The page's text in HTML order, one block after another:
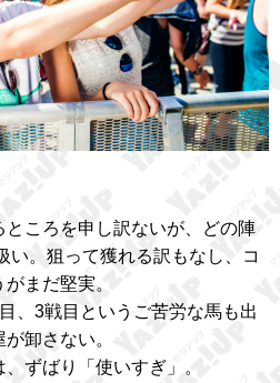
ころを申し訳ないが、どの陣
い。狙って獲れる訳もなし、コ
まだ堅実。
、3戦目というご苦労な馬も出
卸さない。
ずばり「使いすぎ」。